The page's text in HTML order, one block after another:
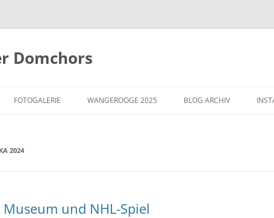
Domchors
Inhalt
FOTOGALERIE WANGEROOGE 2025 BLOG ARCHIV
2024
Museum und NHL-Spiel